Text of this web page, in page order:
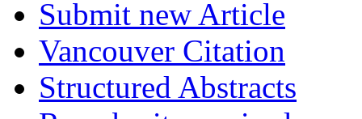
Submit new Article
Vancouver Citation
Structured Abstracts